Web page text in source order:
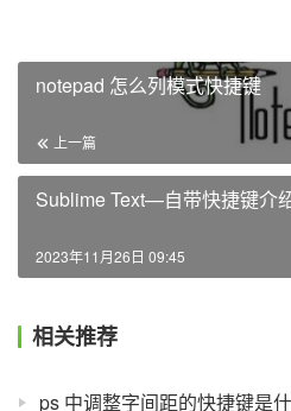
notepad 怎么列模式快捷键
上一篇
Sublime Text—自带快捷键介
2023年11月26日 09:45
相关推荐
ps 中调整字间距的快捷键是